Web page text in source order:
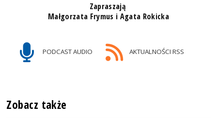
Zapraszają
Małgorzata Frymus i Agata Rokicka
PODCAST AUDIO AKTUALNOŚCI RSS
Zobacz także